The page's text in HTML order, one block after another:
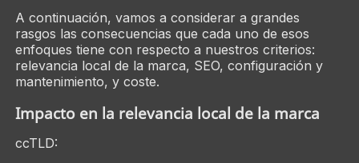
A continuación, vamos a considerar a grandes
rasgos las consecuencias que cada uno de esos
enfoques tiene con respecto a nuestros criterios:
relevancia local de la marca, SEO, configuración y
mantenimiento, y coste.
Impacto en la relevancia local de la marca
ccTLD: